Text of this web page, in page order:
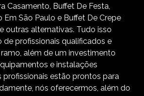
Casamento, Buffet De Festa,
Em São Paulo e Buffet De Crepe
outras alternativas. Tudo isso
de profissionais qualificados e
além de um investimento
e instalações
profissionais estão prontos para
nós oferecermos, além do